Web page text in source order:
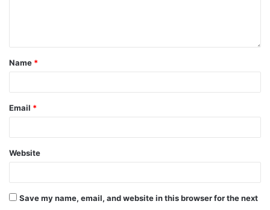
Name *
Email *
Website
Save my name, email, and website in this browser for the next